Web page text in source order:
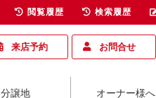
来店予約 お問合せ
分譲地 オーナー様へ
閲覧履歴 検索履歴